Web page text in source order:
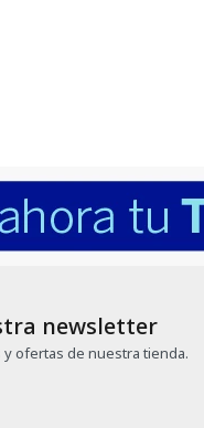
newsletter
ofertas de nuestra tienda.